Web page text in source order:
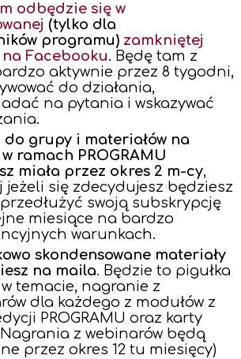
odbędzie się w
(tylko dla
programu) zamkniętej
Facebooku. Będę tam z
aktywnie przez 8 tygodni,
do działania,
na pytania i wskazywać
do grupy i materiałów na
ramach PROGRAMU
miała przez okres 2 m-cy,
jeżeli się zdecydujesz będziesz
swoją subskrypcję
miesiące na bardzo
warunkach.
skondensowane materiały
na maila. Będzie to pigułka
temacie, nagranie z
dla każdego z modułów z
PROGRAMU oraz karty
z webinarów będą
przez okres 12 tu miesięcy)